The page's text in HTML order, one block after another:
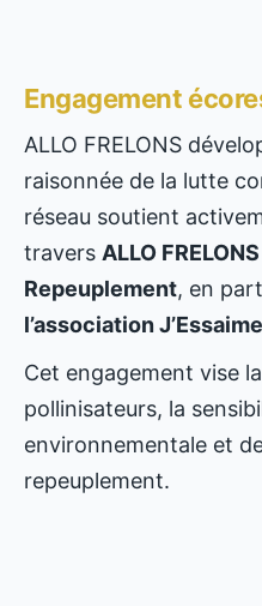
Engagement
ALLO FRELONS
raisonnée de la lutte
réseau soutient
travers ALLO
Repeuplement, en
l’association
Cet engagement vise
pollinisateurs, la
environnementale et
repeuplement.